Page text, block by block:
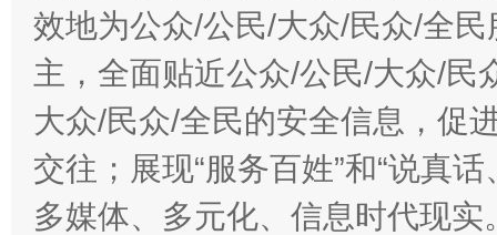
效地为公众/公民/大众/民众/全
主，全面贴近公众/公民/大众/民
大众/民众/全民的安全信息，促
交往；展现“服务百姓”和“说真
多媒体、多元化、信息时代现实